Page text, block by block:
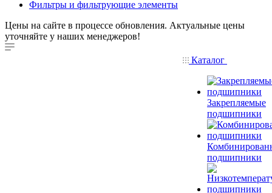
Фильтры и фильтрующие элементы
Цены на сайте в процессе обновления. Актуальные цены
уточняйте у наших менеджеров!
Каталог
Закрепляемые
подшипники
подшипники